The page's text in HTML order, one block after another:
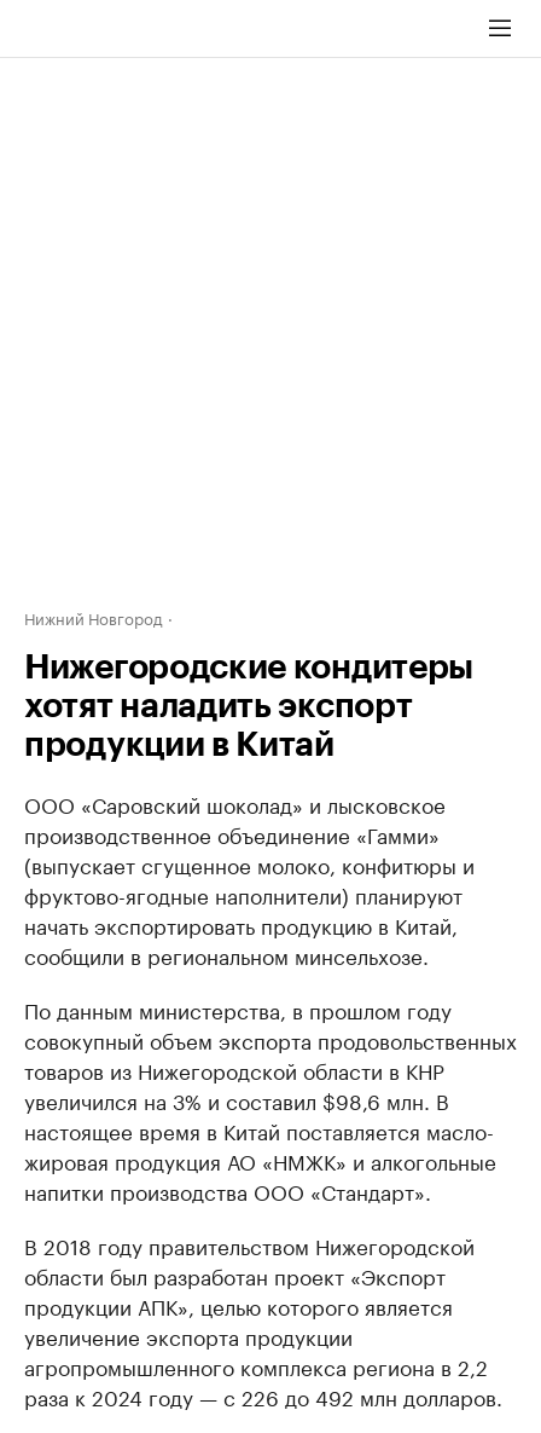
Нижний Новгород
Нижегородские кондитеры
хотят наладить экспорт
продукции в Китай
ООО «Саровский шоколад» и лысковское
производственное объединение «Гамми»
(выпускает сгущенное молоко, конфитюры и
фруктово-ягодные наполнители) планируют
начать экспортировать продукцию в Китай,
сообщили в региональном минсельхозе.
По данным министерства, в прошлом году
совокупный объем экспорта продовольственных
товаров из Нижегородской области в КНР
увеличился на 3% и составил $98,6 млн. В
настоящее время в Китай поставляется масло-
жировая продукция АО «НМЖК» и алкогольные
напитки производства ООО «Стандарт».
В 2018 году правительством Нижегородской
области был разработан проект «Экспорт
продукции АПК», целью которого является
увеличение экспорта продукции
агропромышленного комплекса региона в 2,2
раза к 2024 году — с 226 до 492 млн долларов.